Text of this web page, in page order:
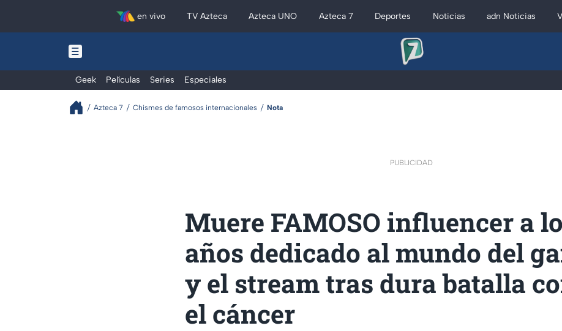
en vivo TV Azteca Azteca UNO Azteca 7 Deportes Noticias adn Noticias
Geek Películas Series Especiales
Azteca 7 Chismes de famosos internacionales Nota
PUBLICIDAD
Muere FAMOSO influencer a
años dedicado al mundo del
y el stream tras dura batalla
el cáncer